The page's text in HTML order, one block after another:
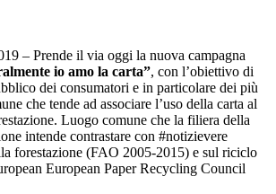
– Prende il via oggi la nuova campagna
io amo la carta”, con l’obiettivo di
dei consumatori e in particolare dei più
che tende ad associare l’uso della carta al
Luogo comune che la filiera della
intende contrastare con #notizievere
forestazione (FAO 2005-2015) e sul riciclo
European Paper Recycling Council